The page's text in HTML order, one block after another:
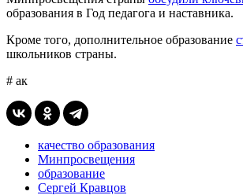
образования в Год педагога и наставника.
Кроме того, дополнительное образование
школьников страны.
# ак
качество образования
Минпросвещения
образование
Сергей Кравцов